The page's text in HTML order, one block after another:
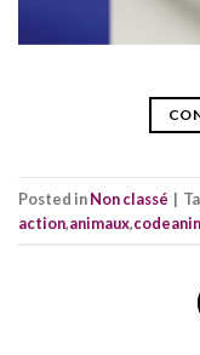
Posted inNon classé |
action,animaux,